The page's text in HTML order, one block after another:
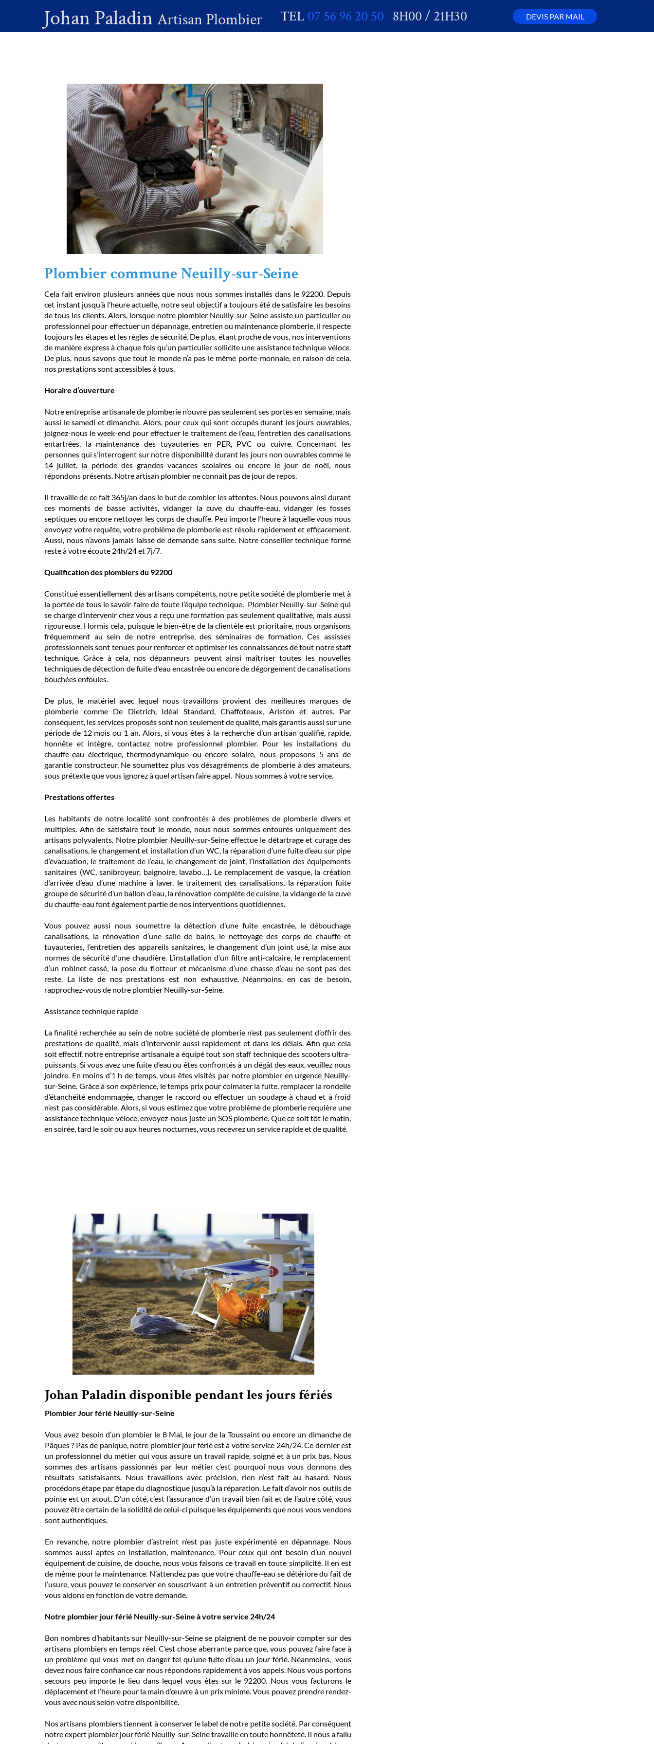
DEVIS PAR MAIL
Johan Paladin Artisan Plombier TEL 07 56 96 20 50 8H00 / 21H30
Plombier commune Neuilly-sur-Seine
Cela fait environ plusieurs années que nous nous sommes installés dans le 92200. Depuis
cet instant jusqu’à l’heure actuelle, notre seul objectif a toujours été de satisfaire les besoins
de tous les clients. Alors, lorsque notre plombier Neuilly-sur-Seine assiste un particulier ou
professionnel pour effectuer un dépannage, entretien ou maintenance plomberie, il respecte
toujours les étapes et les règles de sécurité. De plus, étant proche de vous, nos interventions
de manière express à chaque fois qu’un particulier sollicite une assistance technique véloce.
De plus, nous savons que tout le monde n’a pas le même porte-monnaie, en raison de cela,
nos prestations sont accessibles à tous.
Horaire d’ouverture
Notre entreprise artisanale de plomberie n’ouvre pas seulement ses portes en semaine, mais
aussi le samedi et dimanche. Alors, pour ceux qui sont occupés durant les jours ouvrables,
joignez-nous le week-end pour effectuer le traitement de l’eau, l’entretien des canalisations
entartrées, la maintenance des tuyauteries en PER, PVC ou cuivre. Concernant les
personnes qui s’interrogent sur notre disponibilité durant les jours non ouvrables comme le
14 juillet, la période des grandes vacances scolaires ou encore le jour de noël, nous
répondons présents. Notre artisan plombier ne connait pas de jour de repos.
Il travaille de ce fait 365j/an dans le but de combler les attentes. Nous pouvons ainsi durant
ces moments de basse activités, vidanger la cuve du chauffe-eau, vidanger les fosses
septiques ou encore nettoyer les corps de chauffe. Peu importe l’heure à laquelle vous nous
envoyez votre requête, votre problème de plomberie est résolu rapidement et efficacement.
Aussi, nous n’avons jamais laissé de demande sans suite. Notre conseiller technique formé
reste à votre écoute 24h/24 et 7j/7.
Qualification des plombiers du 92200
Constitué essentiellement des artisans compétents, notre petite société de plomberie met à
la portée de tous le savoir-faire de toute l’équipe technique. Plombier Neuilly-sur-Seine qui
se charge d’intervenir chez vous a reçu une formation pas seulement qualitative, mais aussi
rigoureuse. Hormis cela, puisque le bien-être de la clientèle est prioritaire, nous organisons
fréquemment au sein de notre entreprise, des séminaires de formation. Ces assisses
professionnels sont tenues pour renforcer et optimiser les connaissances de tout notre staff
technique. Grâce à cela, nos dépanneurs peuvent ainsi maîtriser toutes les nouvelles
techniques de détection de fuite d’eau encastrée ou encore de dégorgement de canalisations
bouchées enfouies.
De plus, le matériel avec lequel nous travaillons provient des meilleures marques de
plomberie comme De Dietrich, Idéal Standard, Chaffoteaux, Ariston et autres. Par
conséquent, les services proposés sont non seulement de qualité, mais garantis aussi sur une
période de 12 mois ou 1 an. Alors, si vous êtes à la recherche d’un artisan qualifié, rapide,
honnête et intègre, contactez notre professionnel plombier. Pour les installations du
chauffe-eau électrique, thermodynamique ou encore solaire, nous proposons 5 ans de
garantie constructeur. Ne soumettez plus vos désagréments de plomberie à des amateurs,
sous prétexte que vous ignorez à quel artisan faire appel. Nous sommes à votre service.
Prestations offertes
Les habitants de notre localité sont confrontés à des problèmes de plomberie divers et
multiples. Afin de satisfaire tout le monde, nous nous sommes entourés uniquement des
artisans polyvalents. Notre plombier Neuilly-sur-Seine effectue le détartrage et curage des
canalisations, le changement et installation d’un WC, la réparation d’une fuite d’eau sur pipe
d’évacuation, le traitement de l’eau, le changement de joint, l’installation des équipements
sanitaires (WC, sanibroyeur, baignoire, lavabo…). Le remplacement de vasque, la création
d’arrivée d’eau d’une machine à laver, le traitement des canalisations, la réparation fuite
groupe de sécurité d’un ballon d’eau, la rénovation complète de cuisine, la vidange de la cuve
du chauffe-eau font également partie de nos interventions quotidiennes.
Vous pouvez aussi nous soumettre la détection d’une fuite encastrée, le débouchage
canalisations, la rénovation d’une salle de bains, le nettoyage des corps de chauffe et
tuyauteries, l’entretien des appareils sanitaires, le changement d’un joint usé, la mise aux
normes de sécurité d’une chaudière. L’installation d’un filtre anti-calcaire, le remplacement
d’un robinet cassé, la pose du flotteur et mécanisme d’une chasse d’eau ne sont pas des
reste. La liste de nos prestations est non exhaustive. Néanmoins, en cas de besoin,
rapprochez-vous de notre plombier Neuilly-sur-Seine.
Assistance technique rapide
La finalité recherchée au sein de notre société de plomberie n’est pas seulement d’offrir des
prestations de qualité, mais d’intervenir aussi rapidement et dans les délais. Afin que cela
soit effectif, notre entreprise artisanale a équipé tout son staff technique des scooters ultra-
puissants. Si vous avez une fuite d’eau ou êtes confrontés à un dégât des eaux, veuillez nous
joindre. En moins d’1 h de temps, vous êtes visités par notre plombier en urgence Neuilly-
sur-Seine. Grâce à son expérience, le temps prix pour colmater la fuite, remplacer la rondelle
d’étanchéité endommagée, changer le raccord ou effectuer un soudage à chaud et à froid
n’est pas considérable. Alors, si vous estimez que votre problème de plomberie requière une
assistance technique véloce, envoyez-nous juste un SOS plomberie. Que ce soit tôt le matin,
en soirée, tard le soir ou aux heures nocturnes, vous recevrez un service rapide et de qualité.
Johan Paladin disponible pendant les jours fériés
Plombier Jour férié Neuilly-sur-Seine
Vous avez besoin d’un plombier le 8 Mai, le jour de la Toussaint ou encore un dimanche de
Pâques ? Pas de panique, notre plombier jour férié est à votre service 24h/24. Ce dernier est
un professionnel du métier qui vous assure un travail rapide, soigné et à un prix bas. Nous
sommes des artisans passionnés par leur métier c’est pourquoi nous vous donnons des
résultats satisfaisants. Nous travaillons avec précision, rien n’est fait au hasard. Nous
procédons étape par étape du diagnostique jusqu’à la réparation. Le fait d’avoir nos outils de
pointe est un atout. D’un côté, c’est l’assurance d’un travail bien fait et de l’autre côté, vous
pouvez être certain de la solidité de celui-ci puisque les équipements que nous vous vendons
sont authentiques.
En revanche, notre plombier d’astreint n’est pas juste expérimenté en dépannage. Nous
sommes aussi aptes en installation, maintenance. Pour ceux qui ont besoin d’un nouvel
équipement de cuisine, de douche, nous vous faisons ce travail en toute simplicité. Il en est
de même pour la maintenance. N’attendez pas que votre chauffe-eau se détériore du fait de
l’usure, vous pouvez le conserver en souscrivant à un entretien préventif ou correctif. Nous
vous aidons en fonction de votre demande.
Notre plombier jour férié Neuilly-sur-Seine à votre service 24h/24
Bon nombres d’habitants sur Neuilly-sur-Seine se plaignent de ne pouvoir compter sur des
artisans plombiers en temps réel. C’est chose aberrante parce que, vous pouvez faire face à
un problème qui vous met en danger tel qu’une fuite d’eau un jour férié. Néanmoins, vous
devez nous faire confiance car nous répondons rapidement à vos appels. Nous vous portons
secours peu importe le lieu dans lequel vous êtes sur le 92200. Nous vous facturons le
déplacement et l’heure pour la main d’œuvre à un prix minime. Vous pouvez prendre rendez-
vous avec nous selon votre disponibilité.
Nos artisans plombiers tiennent à conserver le label de notre petite société. Par conséquent
notre expert plombier jour férié Neuilly-sur-Seine travaille en toute honnêteté. Il nous a fallu